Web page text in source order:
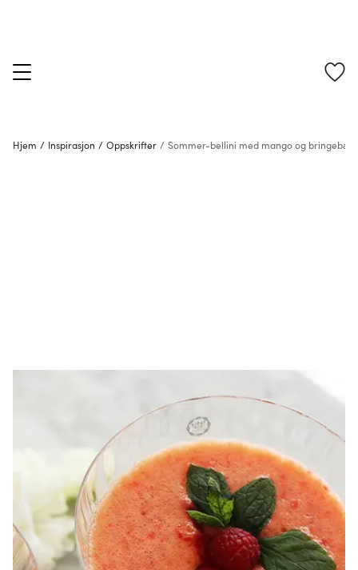
Hjem / Inspirasjon / Oppskrifter / Sommer-bellini med mango og bringebær